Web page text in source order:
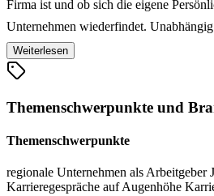
Firma ist und ob sich die eigene
Unternehmen wiederfindet.
generellem Fachgebiet. Das vielfältige
bietet zudem aktuelle Informationen und
unmittelbaren Austausch in
die queere Community relevant sind.
Weiterlesen
Themenschwerpunkte und
Themenschwerpunkte
regionale Unternehmen als Arbeitgeber
Karrieregespräche auf Augenhöhe